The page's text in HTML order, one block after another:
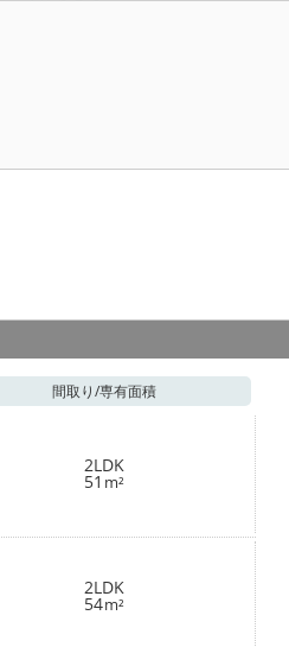
間取り/専有面積
2LDK
51 m²
2LDK
54m²